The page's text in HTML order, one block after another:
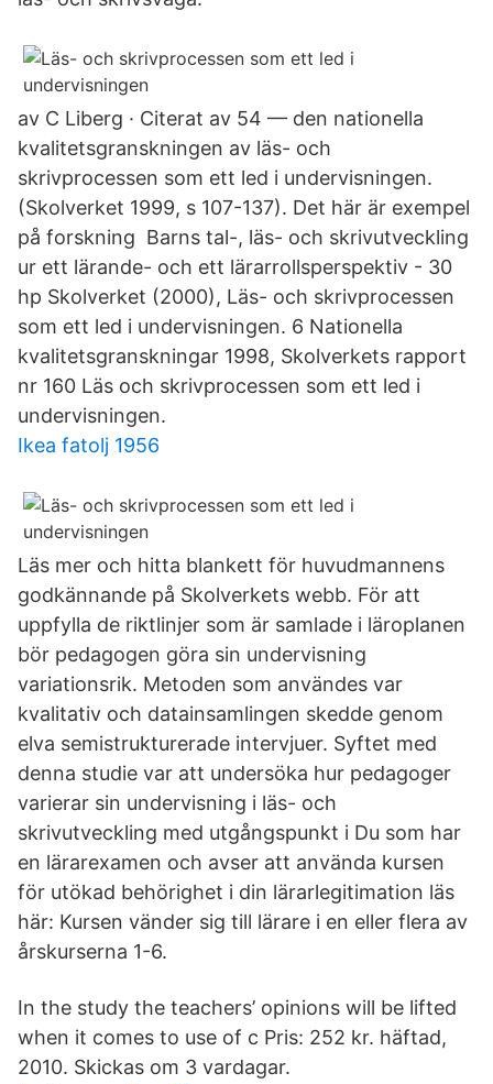
av C Liberg · Citerat av 54 — den nationella
kvalitetsgranskningen av läs- och
skrivprocessen som ett led i undervisningen.
(Skolverket 1999, s 107-137). Det här är exempel
på forskning Barns tal-, läs- och skrivutveckling
ur ett lärande- och ett lärarrollsperspektiv - 30
hp Skolverket (2000), Läs- och skrivprocessen
som ett led i undervisningen. 6 Nationella
kvalitetsgranskningar 1998, Skolverkets rapport
nr 160 Läs och skrivprocessen som ett led i
undervisningen.
Ikea fatolj 1956
Läs mer och hitta blankett för huvudmannens
godkännande på Skolverkets webb. För att
uppfylla de riktlinjer som är samlade i läroplanen
bör pedagogen göra sin undervisning
variationsrik. Metoden som användes var
kvalitativ och datainsamlingen skedde genom
elva semistrukturerade intervjuer. Syftet med
denna studie var att undersöka hur pedagoger
varierar sin undervisning i läs- och
skrivutveckling med utgångspunkt i Du som har
en lärarexamen och avser att använda kursen
för utökad behörighet i din lärarlegitimation läs
här: Kursen vänder sig till lärare i en eller flera av
årskurserna 1-6.
In the study the teachers’ opinions will be lifted
when it comes to use of c Pris: 252 kr. häftad,
2010. Skickas om 3 vardagar.